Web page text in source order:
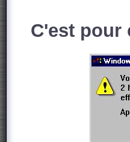
C'est pour